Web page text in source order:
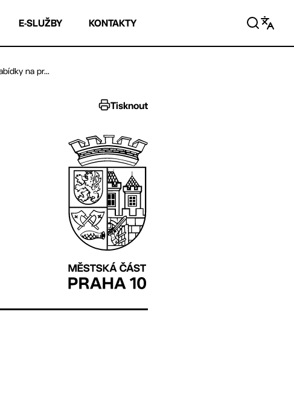
E-SLUŽBY KONTAKTY
na pr...
Tisknout